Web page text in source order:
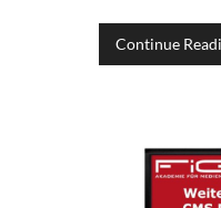
Continue